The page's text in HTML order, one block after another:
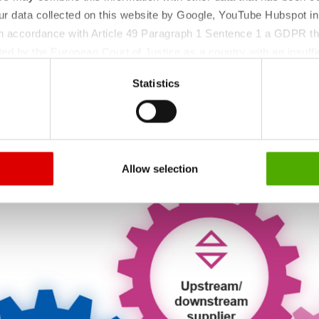
data collected on this website by Google, YouTube Hubspot
accordance with Article 49 Paragraph 1 Sentence 1 a GDPR
without the possibility of legal remedies. You can find more
protection declaration and the detailed information/consent.
Statistics
Allow selection
efficace